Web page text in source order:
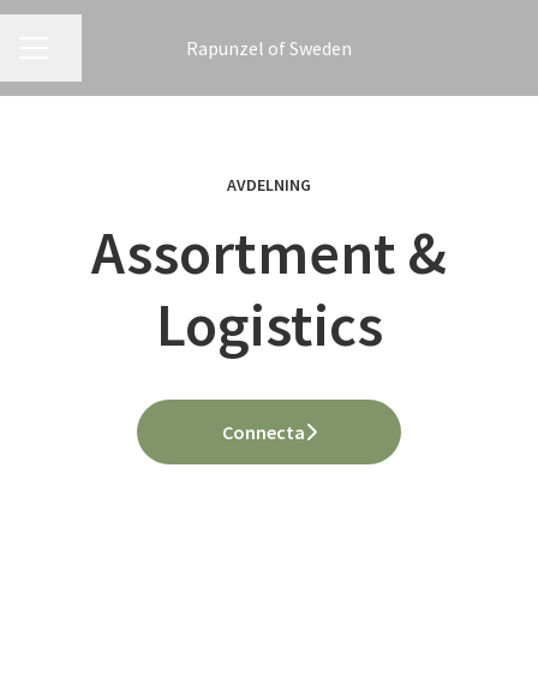
Rapunzel of Sweden
AVDELNING
Assortment &
Logistics
Connecta